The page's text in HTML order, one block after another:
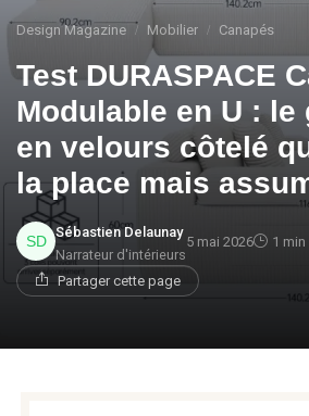
Design Magazine Mobilier Canapés
Test DURASPACE
Modulable en U : le
en velours côtelé
la place mais
Sébastien Delaunay
Narrateur d'intérieurs
5 mai 2026 1
Partager cette page